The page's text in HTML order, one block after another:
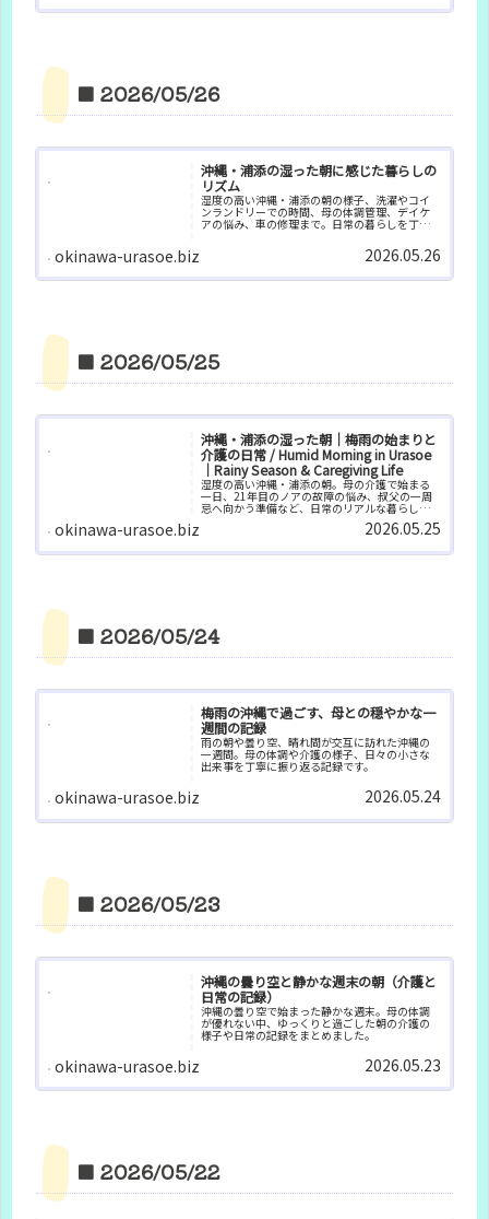
■ 2026/05/26
沖縄・浦添の湿った朝に感じた暮らしの
リズム
湿度の高い沖縄・浦添の朝の様子、洗濯やコイ
ンランドリーでの時間、母の体調管理、デイケ
アの悩み、車の修理まで。日常の暮らしを丁寧
okinawa-urasoe.biz 2026.05.26
■ 2026/05/25
沖縄・浦添の湿った朝｜梅雨の始まりと
介護の日常 / Humid Morning in Urasoe
｜Rainy Season & Caregiving Life
湿度の高い沖縄・浦添の朝。母の介護で始まる
一日、21年目のノアの故障の悩み、叔父の一周
忌へ向かう準備など、日常のリアルな暮らしを
綴ります。沖縄・浦添の薄曇りの朝。梅雨明け前
の爽やかな風の中、母との朝の生活や百歳体操
録しています
okinawa-urasoe.biz 2026.05.25
■ 2026/05/24
梅雨の沖縄で過ごす、母との穏やかな一
週間の記録
雨の朝や曇り空、晴れ間が交互に訪れた沖縄の
一週間。母の体調や介護の様子、日々の小さな
出来事を丁寧に振り返る記録です。
okinawa-urasoe.biz 2026.05.24
■ 2026/05/23
沖縄の曇り空と静かな週末の朝（介護と
日常の記録）
沖縄の曇り空で始まった静かな週末。母の体調
が優れない中、ゆっくりと過ごした朝の介護の
様子や日常の記録をまとめました。
okinawa-urasoe.biz 2026.05.23
■ 2026/05/22